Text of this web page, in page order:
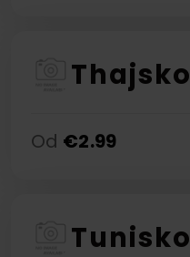
Thajsko
Od €2.99
Tunisko